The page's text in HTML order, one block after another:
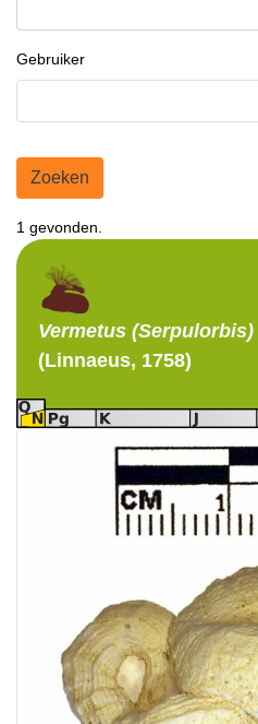
Gebruiker
Zoeken
1 gevonden.
Vermetus (Serpulorbis)
(Linnaeus, 1758)